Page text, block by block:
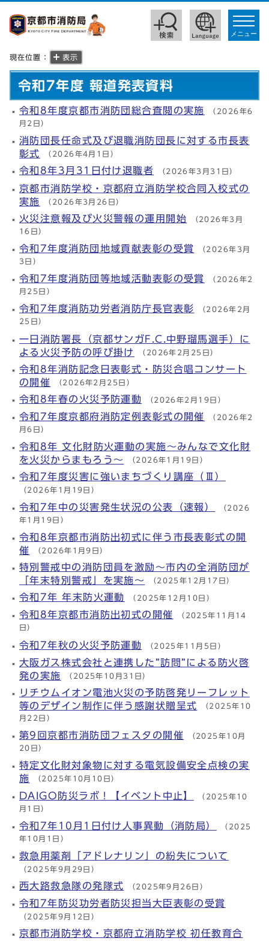
toggle
メニュー
現在位置： 表示
令和7年度 報道発表資料
令和8年度京都市消防団総合査閲の実施 （2026年6
月2日）
消防団長任命式及び退職消防団長に対する市長表
彰式 （2026年4月1日）
令和8年3月31日付け退職者 （2026年3月31日）
京都市消防学校・京都府立消防学校合同入校式の
実施 （2026年3月26日）
火災注意報及び火災警報の運用開始 （2026年3月
16日）
令和7年度消防団地域貢献表彰の受賞 （2026年3月
3日）
令和7年度消防団等地域活動表彰の受賞 （2026年2
月25日）
令和7年度消防功労者消防庁長官表彰 （2026年2月
25日）
一日消防署長（京都サンガF.C.中野瑠馬選手）に
よる火災予防の呼び掛け （2026年2月25日）
令和8年消防記念日表彰式・防災合唱コンサート
の開催 （2026年2月25日）
令和8年春の火災予防運動 （2026年2月19日）
令和7年度京都府消防定例表彰式の開催 （2026年2
月6日）
令和8年 文化財防火運動の実施～みんなで文化財
を火災からまもろう～ （2026年1月19日）
令和7年度災害に強いまちづくり講座（Ⅲ）
（2026年1月19日）
令和7年中の災害発生状況の公表（速報） （2026
年1月19日）
令和8年京都市消防出初式に伴う市長表彰式の開
催 （2026年1月9日）
特別警戒中の消防団員を激励～市内の全消防団が
「年末特別警戒」を実施～ （2025年12月17日）
令和7年 年末防火運動 （2025年12月10日）
令和8年京都市消防出初式の開催 （2025年11月14
日）
令和7年秋の火災予防運動 （2025年11月5日）
大阪ガス株式会社と連携した”訪問”による防火啓
発の実施 （2025年10月31日）
リチウムイオン電池火災の予防啓発リーフレット
等のデザイン制作に伴う感謝状贈呈式 （2025年10
月22日）
第9回京都市消防団フェスタの開催 （2025年10月
20日）
特定文化財対象物に対する電気設備安全点検の実
施 （2025年10月10日）
DAIGO防災ラボ！【イベント中止】 （2025年10
月1日）
令和7年10月1日付け人事異動（消防局） （2025
年10月1日）
救急用薬剤「アドレナリン」の紛失について
（2025年9月29日）
西大路救急隊の発隊式 （2025年9月26日）
令和7年防災功労者防災担当大臣表彰の受賞
（2025年9月12日）
京都市消防学校・京都府立消防学校 初任教育合